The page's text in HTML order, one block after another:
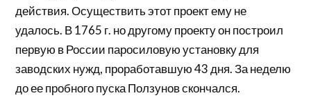
действия. Осуществить этот проект ему не
удалось. В 1765 г. но другому проекту он построил
первую в России паросиловую установку для
заводских нужд, проработавшую 43 дня. За неделю
до ее пробного пуска Ползунов скончался.